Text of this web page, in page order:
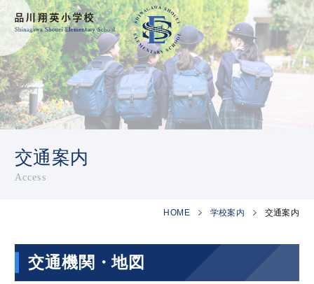
交通案内
Access
HOME 学校案内 交通案内
交通機関・地図